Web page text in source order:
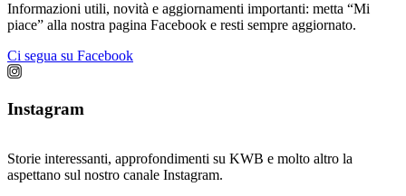
Informazioni utili, novità e aggiornamenti importanti: metta “Mi
piace” alla nostra pagina Facebook e resti sempre aggiornato.
Ci segua su Facebook
Instagram
Storie interessanti, approfondimenti su KWB e molto altro la
aspettano sul nostro canale Instagram.